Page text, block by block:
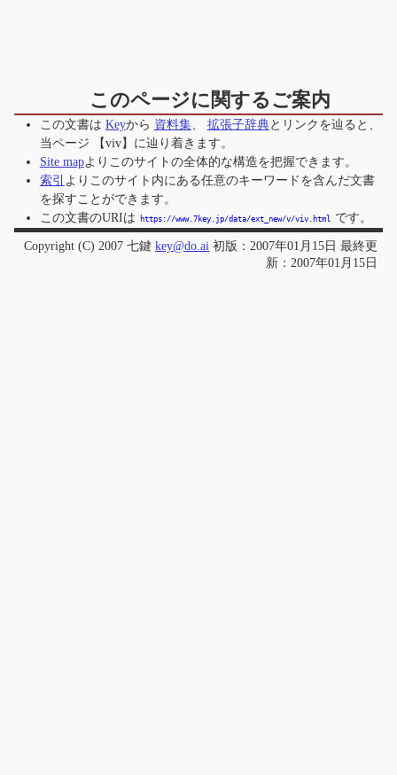
このページに関するご案内
この文書は Keyから 資料集、 拡張子辞典とリンクを辿ると、
当ページ
【viv】 に辿り着きます。
Site mapよりこのサイトの全体的な構造を把握できます。
索引 よりこのサイト内にある任意のキーワードを含んだ文書
を探すことができます。
この文書のURIは
https://www.7key.jp/data/ext_new/v/viv.html です。
Copyright (C) 2007 七鍵key@do.ai 初版：2007年01月15日 最終更
新：2007年01月15日